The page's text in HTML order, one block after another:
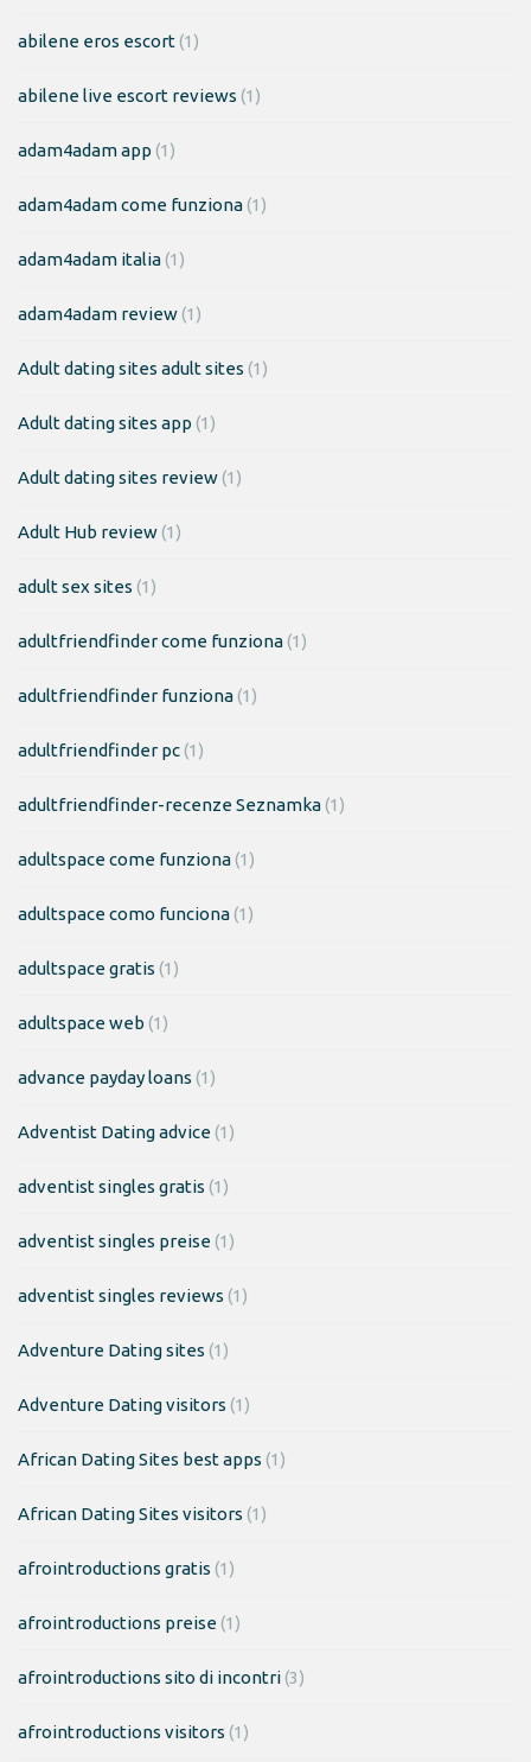
abilene eros escort(1)
abilene live escort reviews (1)
adam4adam app (1)
adam4adam come funziona(1)
adam4adam italia(1)
adam4adam review(1)
Adult dating sites adult sites (1)
Adult dating sites app (1)
Adult dating sites review(1)
Adult Hub review(1)
adult sex sites (1)
adultfriendfinder come funziona(1)
adultfriendfinder funziona(1)
adultfriendfinder pc(1)
adultfriendfinder-recenze Seznamka(1)
adultspace come funziona(1)
adultspace como funciona(1)
adultspace gratis (1)
adultspace web (1)
advance payday loans (1)
Adventist Dating advice(1)
adventist singles gratis (1)
adventist singles preise(1)
adventist singles reviews (1)
Adventure Dating sites (1)
Adventure Dating visitors (1)
African Dating Sites best apps (1)
African Dating Sites visitors (1)
afrointroductions gratis (1)
afrointroductions preise(1)
afrointroductions sito di incontri(3)
afrointroductions visitors (1)